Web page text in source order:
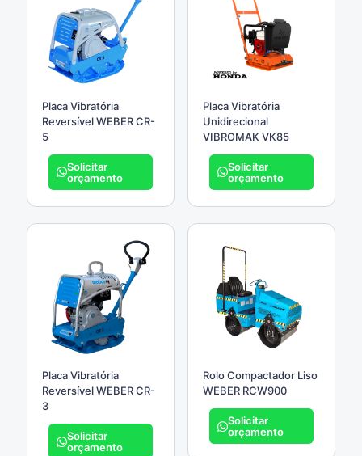
Placa Vibratória
Reversível WEBER CR-
5
Solicitar
orçamento
Placa Vibratória
Unidirecional
VIBROMAK VK85
Solicitar
orçamento
Placa Vibratória
Reversível WEBER CR-
3
Solicitar
orçamento
Rolo Compactador Liso
WEBER RCW900
Solicitar
orçamento